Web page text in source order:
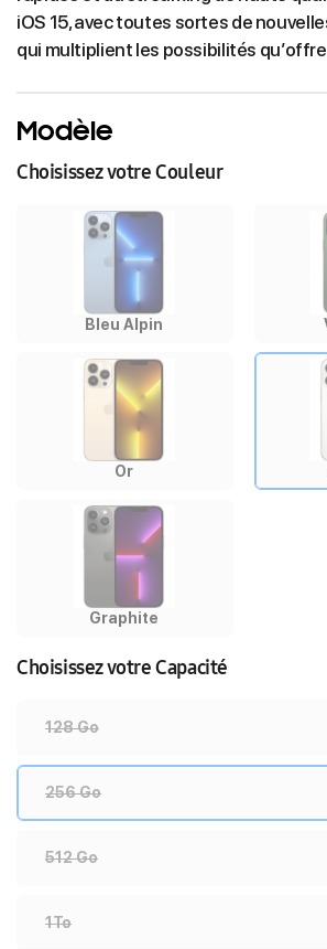
iOS 15, avec toutes sortes de
qui multiplient les possibilités qu’offre
Modèle
Choisissez votre Couleur
Bleu Alpin
Or
Graphite
Choisissez votre Capacité
128 Go
256 Go
512 Go
1To